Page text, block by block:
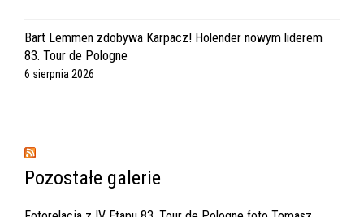
Bart Lemmen zdobywa Karpacz! Holender nowym liderem
83. Tour de Pologne
6 sierpnia 2026
Pozostałe galerie